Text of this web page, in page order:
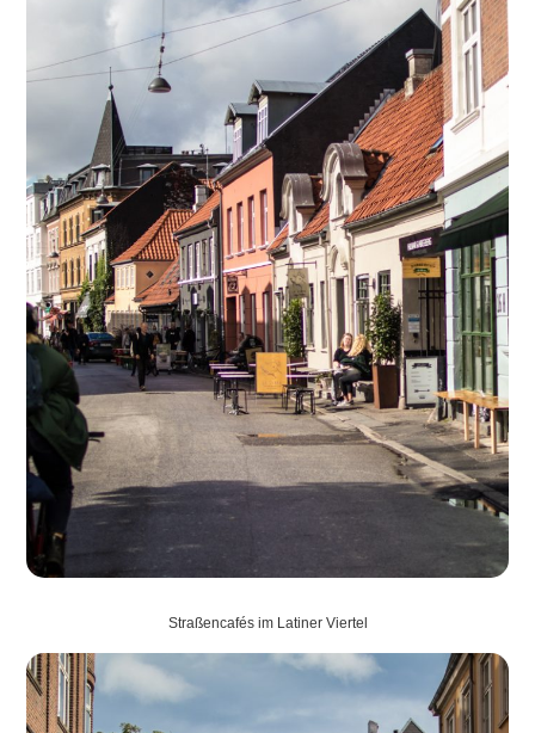
Straßencafés im Latiner Viertel